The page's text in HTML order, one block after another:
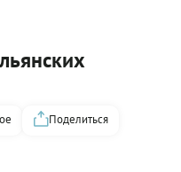
Поделиться